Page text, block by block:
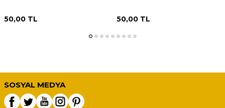
50,00 TL 50,00TL
SOSYAL MEDYA